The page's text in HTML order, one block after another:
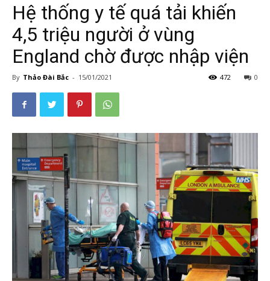
Hệ thống y tế quá tải khiến
4,5 triệu người ở vùng
England chờ được nhập viện
By Thảo Đài Bắc - 15/01/2021 0
472